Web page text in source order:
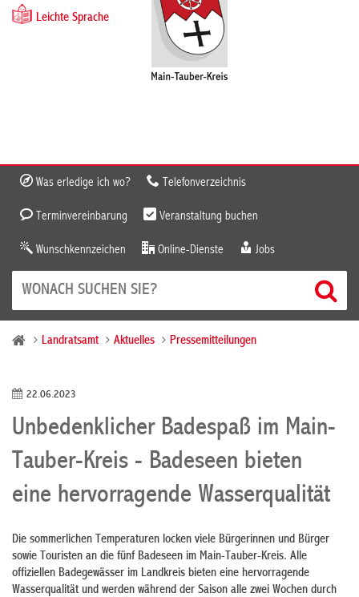
Leichte Sprache
Was erledige ich wo? Telefonverzeichnis
Terminvereinbarung Veranstaltung buchen
Wunschkennzeichen Online-Dienste Jobs
Landratsamt Aktuelles Pressemitteilungen
22.06.2023
Unbedenklicher Badespaß im Main-
Tauber-Kreis - Badeseen bieten
eine hervorragende Wasserqualität
Die sommerlichen Temperaturen locken viele Bürgerinnen und Bürger
sowie Touristen an die fünf Badeseen im Main-Tauber-Kreis. Alle
offiziellen Badegewässer im Landkreis bieten eine hervorragende
Wasserqualität und werden während der Saison alle zwei Wochen durch